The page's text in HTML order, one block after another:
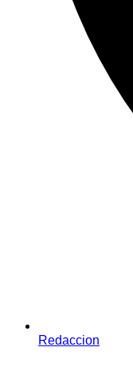
Redaccion